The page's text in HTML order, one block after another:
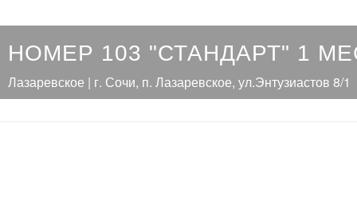
НОМЕР 103 "СТАНДАРТ" 1
Лазаревское | г. Сочи, п. Лазаревское, ул.Энтузиастов 8/1